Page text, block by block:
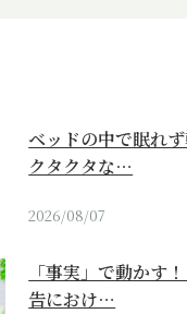
ベッドの中で眠れ
クタクタな…
2026/08/07
「事実」で動かす
告におけ…